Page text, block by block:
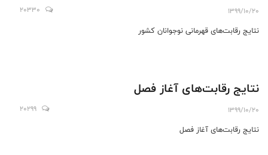
1399/10/20
20330
نتایج رقابت‌های قهرمانی نوجوانان کشور
نتایج رقابت‌های آغاز فصل
1399/10/20
20299
نتایج رقابت‌های آغاز فصل